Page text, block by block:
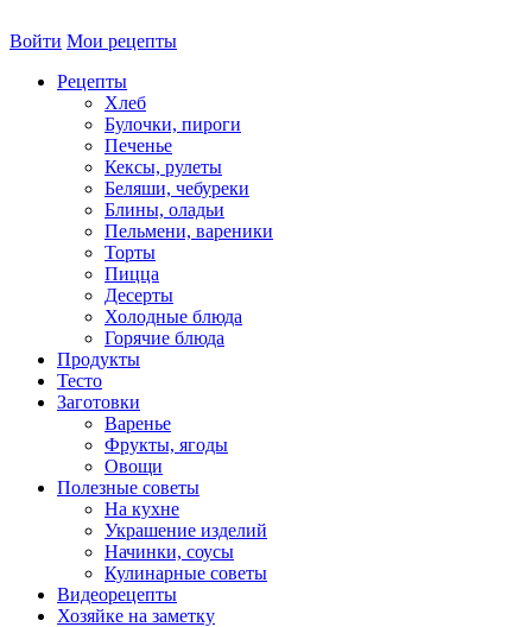
Войти Мои рецепты
Рецепты
Хлеб
Булочки, пироги
Печенье
Кексы, рулеты
Беляши, чебуреки
Блины, оладьи
Пельмени, вареники
Торты
Пицца
Десерты
Холодные блюда
Горячие блюда
Продукты
Тесто
Заготовки
Варенье
Фрукты, ягоды
Овощи
Полезные советы
На кухне
Украшение изделий
Начинки, соусы
Кулинарные советы
Видеорецепты
Хозяйке на заметку